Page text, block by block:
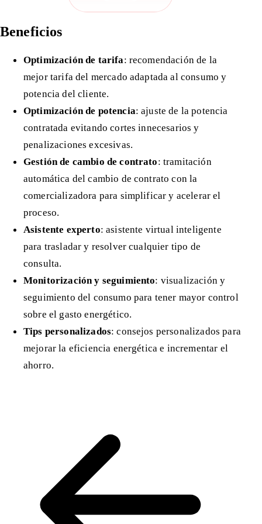
Beneficios
Optimización de tarifa: recomendación de la
mejor tarifa del mercado adaptada al consumo y
potencia del cliente.
Optimización de potencia: ajuste de la potencia
contratada evitando cortes innecesarios y
penalizaciones excesivas.
Gestión de cambio de contrato: tramitación
automática del cambio de contrato con la
comercializadora para simplificar y acelerar el
proceso.
Asistente experto: asistente virtual inteligente
para trasladar y resolver cualquier tipo de
consulta.
Monitorización y seguimiento: visualización y
seguimiento del consumo para tener mayor control
sobre el gasto energético.
Tips personalizados: consejos personalizados para
mejorar la eficiencia energética e incrementar el
ahorro.